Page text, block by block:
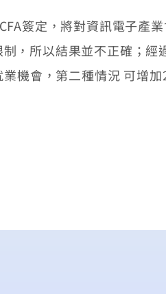
簽定，將對資訊電子產
，所以結果並不正確；
機會，第二種情況 可增